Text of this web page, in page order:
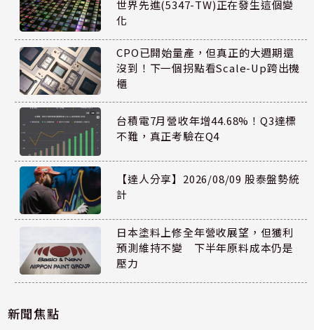
世界先進(5347-TW)正在發生這個變
化
CPO已開始量產，但真正的大週期還
沒到！下一個拐點看Scale-Up跨出機
櫃
台積電7月營收年增44.68%！Q3達標
不難，真正考驗在Q4
【達人分享】2026/08/09 股泰盤勢統
計
日本塗料上修全年營收展望，但獲利
預測維持不變 下半年原料成本仍是
壓力
新聞焦點